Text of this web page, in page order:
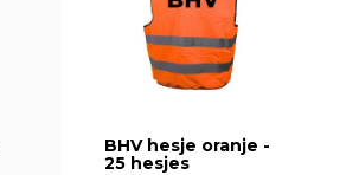
BHV hesje oranje -
25 hesjes